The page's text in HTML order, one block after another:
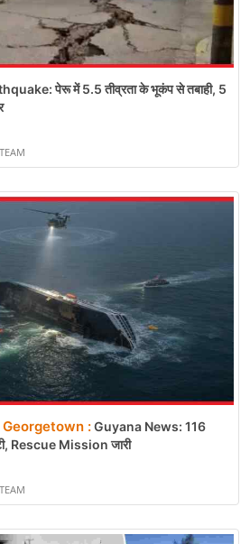
पेरू में 5.5 तीव्रता के भूकंप से तबाही, 5
:Guyana News: 116
Rescue Mission जारी